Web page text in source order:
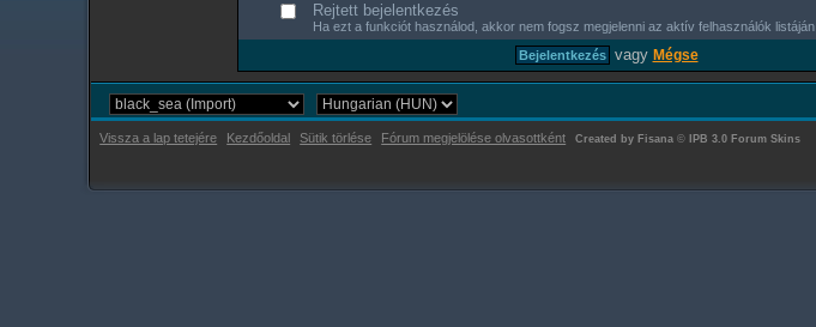
Rejtett bejelentkezés
Ha ezt a funkciót használod, akkor nem fogsz megjelenni az aktív felhasználók listáján
vagy Mégse
Vissza a lap tetejére Kezdőoldal Sütik törlése Fórum megjelölése olvasottként Created by Fisana © IPB 3.0 Forum Skins